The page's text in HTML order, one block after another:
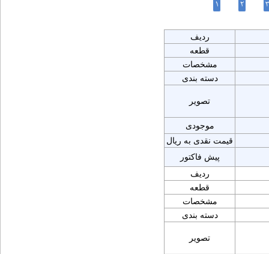
ردیف
قطعه
مشخصات
دسته بندی
تصویر
موجودی
قیمت نقدی به ریال
پیش فاکتور
ردیف
قطعه
مشخصات
دسته بندی
تصویر